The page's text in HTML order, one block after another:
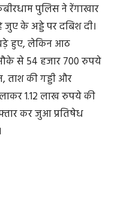
पुलिस ने रेंगाखार
के अड्डे पर दबिश दी।
हुए, लेकिन आठ
से 54 हजार 700 रुपये
की गड्डी और
1.12 लाख रुपये की
कर जुआ प्रतिषेध